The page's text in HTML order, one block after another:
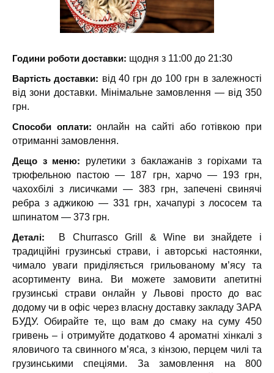
Години роботи доставки: щодня з 11:00 до 21:30
Вартість доставки: від 40 грн до 100 грн в залежності
від зони доставки. Мінімальне замовлення — від 350
грн.
Способи оплати:онлайн на сайті або готівкою при
отриманні замовлення.
Дещо з меню:
рулетики з баклажанів з горіхами та
трюфельною пастою — 187 грн, харчо — 193 грн,
чахохбілі з лисичками — 383 грн, запечені свинячі
ребра з аджикою — 331 грн, хачапурі з лососем та
шпинатом — 373 грн.
Деталі:
В Churrasco Grill & Wine ви знайдете і
традиційні грузинські страви, і авторські настоянки,
чимало уваги приділяється грильованому м’ясу та
асортименту вина. Ви можете замовити апетитні
грузинські страви онлайн у Львові просто до вас
додому чи в офіс через власну доставку закладу ЗАРА
БУДУ. Обирайте те, що вам до смаку на суму 450
гривень – і отримуйте додатково 4 ароматні хінкалі з
яловичого та свинного м’яса, з кінзою, перцем чилі та
грузинськими спеціями. За замовлення на 800